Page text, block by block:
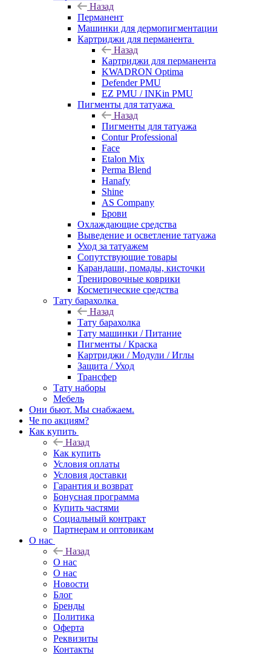
Назад
Перманент
Машинки для дермопигментации
Картриджи для перманента
Назад
Картриджи для перманента
KWADRON Optima
Defender PMU
EZ PMU / INKin PMU
Пигменты для татуажа
Назад
Пигменты для татуажа
Contur Professional
Face
Etalon Mix
Perma Blend
Hanafy
Shine
AS Company
Брови
Охлаждающие средства
Выведение и осветление татуажа
Уход за татуажем
Сопутствующие товары
Карандаши, помады, кисточки
Тренировочные коврики
Косметические средства
Тату барахолка
Назад
Тату барахолка
Тату машинки / Питание
Пигменты / Краска
Картриджи / Модули / Иглы
Защита / Уход
Трансфер
Тату наборы
Мебель
Они бьют. Мы снабжаем.
Че по акциям?
Как купить
Назад
Как купить
Условия оплаты
Условия доставки
Гарантия и возврат
Бонусная программа
Купить частями
Социальный контракт
Партнерам и оптовикам
О нас
Назад
О нас
О нас
Новости
Блог
Бренды
Политика
Оферта
Реквизиты
Контакты